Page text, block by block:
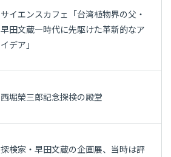
サイエンスカフェ「台湾植物界の父・
早田文蔵―時代に先駆けた革新的なア
イデア」
西堀榮三郎記念探検の殿堂
探検家・早田文蔵の企画展、当時は評